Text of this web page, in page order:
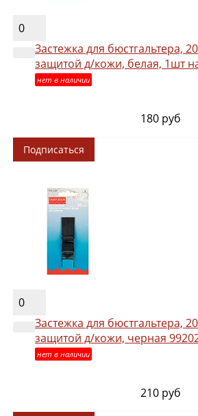
0
Застежка для бюстгальтера,
защитой д/кожи, белая, 1шт
нет в наличии
180 руб
Подписаться
0
Застежка для бюстгальтера,
защитой д/кожи, черная
нет в наличии
210 руб